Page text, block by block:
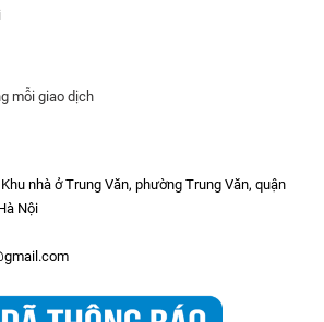
mỗi giao dịch
nhà ở Trung Văn, phường Trung Văn, quận
Nội